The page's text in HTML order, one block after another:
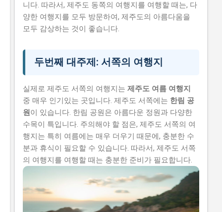
니다. 따라서, 제주도 동쪽의 여행지를 여행할 때는, 다
양한 여행지를 모두 방문하여, 제주도의 아름다움을
모두 감상하는 것이 좋습니다.
두번째 대주제: 서쪽의 여행지
실제로 제주도 서쪽의 여행지는 제주도 여름 여행지
중 매우 인기있는 곳입니다. 제주도 서쪽에는 한림 공
원이 있습니다. 한림 공원은 아름다운 정원과 다양한
수목이 특입니다. 주의해야 할 점은, 제주도 서쪽의 여
행지는 특히 여름에는 매우 더우기 때문에, 충분한 수
분과 휴식이 필요할 수 있습니다. 따라서, 제주도 서쪽
의 여행지를 여행할 때는 충분한 준비가 필요합니다.